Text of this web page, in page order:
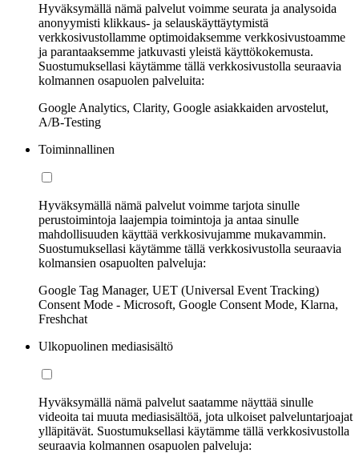
Hyväksymällä nämä palvelut voimme seurata ja analysoida
anonyymisti klikkaus- ja selauskäyttäytymistä
verkkosivustollamme optimoidaksemme verkkosivustoamme
ja parantaaksemme jatkuvasti yleistä käyttökokemusta.
Suostumuksellasi käytämme tällä verkkosivustolla seuraavia
kolmannen osapuolen palveluita:
Google Analytics, Clarity, Google asiakkaiden arvostelut,
A/B-Testing
Toiminnallinen
Hyväksymällä nämä palvelut voimme tarjota sinulle
perustoimintoja laajempia toimintoja ja antaa sinulle
mahdollisuuden käyttää verkkosivujamme mukavammin.
Suostumuksellasi käytämme tällä verkkosivustolla seuraavia
kolmansien osapuolten palveluja:
Google Tag Manager, UET (Universal Event Tracking)
Consent Mode - Microsoft, Google Consent Mode, Klarna,
Freshchat
Ulkopuolinen mediasisältö
Hyväksymällä nämä palvelut saatamme näyttää sinulle
videoita tai muuta mediasisältöä, jota ulkoiset palveluntarjoajat
ylläpitävät. Suostumuksellasi käytämme tällä verkkosivustolla
seuraavia kolmannen osapuolen palveluja: